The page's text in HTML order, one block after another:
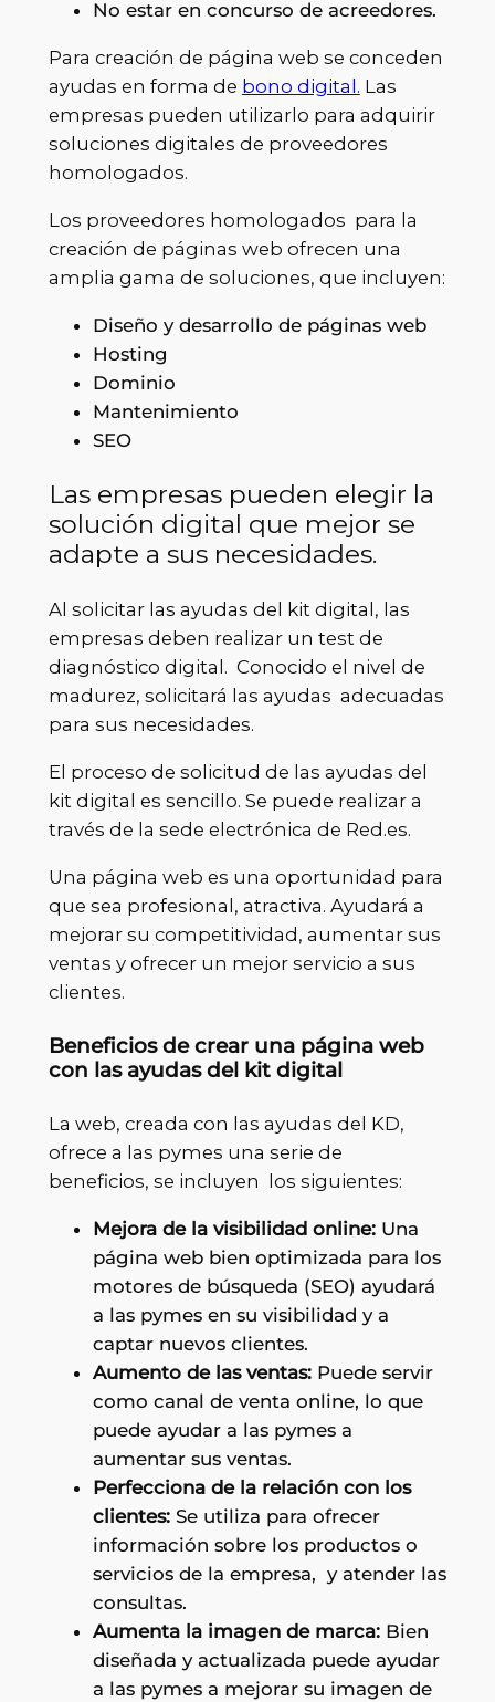
No estar en concurso de acreedores.
Para creación de página web se conceden
ayudas en forma de bono digital. Las
empresas pueden utilizarlo para adquirir
soluciones digitales de proveedores
homologados.
Los proveedores homologados para la
creación de páginas web ofrecen una
amplia gama de soluciones, que incluyen:
Diseño y desarrollo de páginas web
Hosting
Dominio
Mantenimiento
SEO
Las empresas pueden elegir la
solución digital que mejor se
adapte a sus necesidades.
Al solicitar las ayudas del kit digital, las
empresas deben realizar un test de
diagnóstico digital. Conocido el nivel de
madurez, solicitará las ayudas adecuadas
para sus necesidades.
El proceso de solicitud de las ayudas del
kit digital es sencillo. Se puede realizar a
través de la sede electrónica de Red.es.
Una página web es una oportunidad para
que sea profesional, atractiva. Ayudará a
mejorar su competitividad, aumentar sus
ventas y ofrecer un mejor servicio a sus
clientes.
Beneficios de crear una página web
con las ayudas del kit digital
La web, creada con las ayudas del KD,
ofrece a las pymes una serie de
beneficios, se incluyen los siguientes:
Mejora de la visibilidad online:Una
página web bien optimizada para los
motores de búsqueda (SEO) ayudará
a las pymes en su visibilidad y a
captar nuevos clientes.
Aumento de las ventas:Puede servir
como canal de venta online, lo que
puede ayudar a las pymes a
aumentar sus ventas.
Perfecciona de la relación con los
clientes:Se utiliza para ofrecer
información sobre los productos o
servicios de la empresa, y atender las
consultas.
Aumenta la imagen de marca:Bien
diseñada y actualizada puede ayudar
a las pymes a mejorar su imagen de